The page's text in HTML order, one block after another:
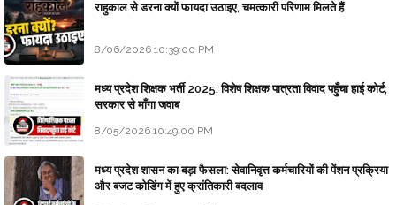
राहुकाल से डरना क्यों फायदा उठाइए, चमत्कारी परिणाम मिलते हैं
8/06/2026 10:39:00 PM
मध्य प्रदेश शिक्षक भर्ती 2025: विशेष शिक्षक पात्रता विवाद पहुँचा हाई कोर्ट;
सरकार से माँगा जवाब
8/05/2026 10:49:00 PM
मध्य प्रदेश शासन का बड़ा फैसला: सेवानिवृत्त कर्मचारियों की पेंशन प्रक्रिया
और बजट कोडिंग में हुए क्रांतिकारी बदलाव